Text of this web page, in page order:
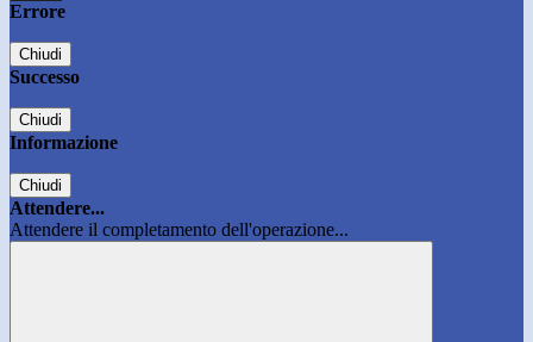
Errore
Chiudi
Successo
Chiudi
Informazione
Chiudi
Attendere...
Attendere il completamento dell'operazione...